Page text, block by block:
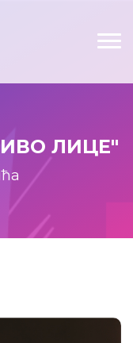
ЛИЦЕ"